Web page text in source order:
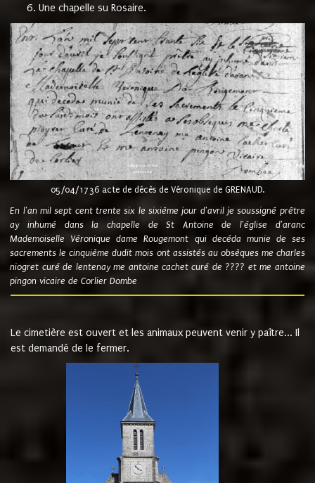
Une chapelle su Rosaire.
05/04/1736 acte de décès de Véronique de GRENAUD.
En l'an mil sept cent trente six le sixième jour d'avril je soussigné prêtre
ay inhumé dans la chapelle de St Antoine de l'église d'aranc
Mademoiselle Véronique dame Rougemont qui decéda munie de ses
sacrements le cinquième dudit mois ont assistés au obsèques me charles
niogret curé de lentenay me antoine cachet curé de ???? et me antoine
pingon vicaire de Corlier Dombe
Le cimetière est ouvert et les animaux peuvent venir y paître... Il
est demandé de le fermer.